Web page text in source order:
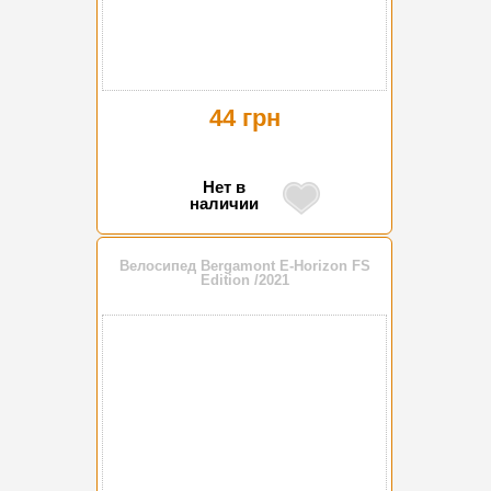
44 грн
Нет в
наличии
Велосипед Bergamont E-Horizon FS
Edition /2021